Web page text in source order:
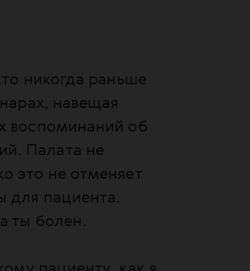
никогда раньше
навещая
воспоминаний об
Палата не
это не отменяет
для пациента.
ты болен.